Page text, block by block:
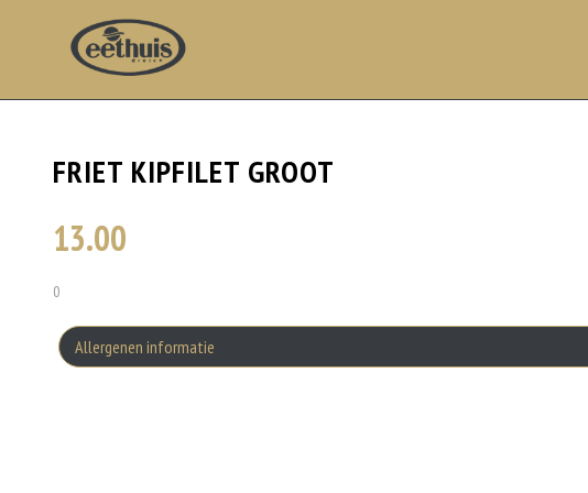
FRIET KIPFILET GROOT
13.00
0
Allergenen informatie